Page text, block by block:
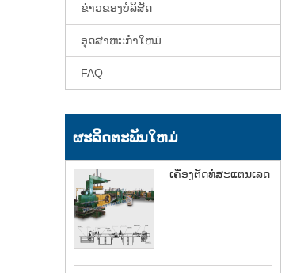
ຂ່າວຂອງບໍລິສັດ
ອຸດສາຫະກໍາໃຫມ່
FAQ
ຜະລິດຕະພັນໃຫມ່
ເຄື່ອງຕັດທໍ່ສະແຕນເລດ